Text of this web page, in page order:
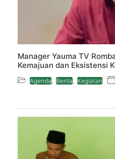
Manager Yauma TV
Kemajuan dan Eksistensi
Agenda , Berita , Kegiatan